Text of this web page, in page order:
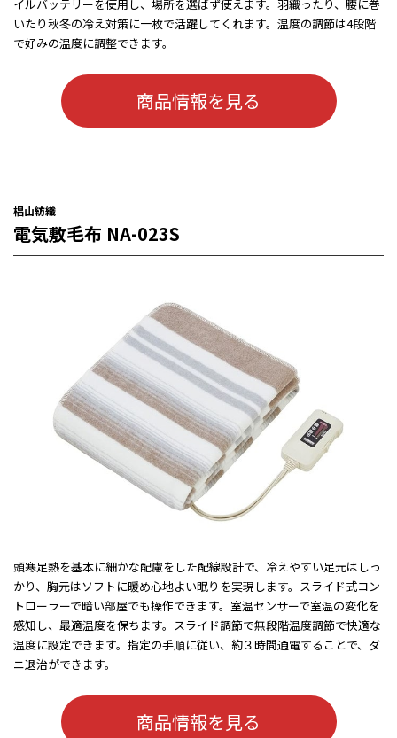
イルバッテリーを使用し、場所を選ばず使えます。羽織ったり、腰に巻
いたり秋冬の冷え対策に一枚で活躍してくれます。温度の調節は4段階
で好みの温度に調整できます。
商品情報を見る
椙山紡織
電気敷毛布 NA-023S
頭寒足熱を基本に細かな配慮をした配線設計で、冷えやすい足元はしっ
かり、胸元はソフトに暖め心地よい眠りを実現します。スライド式コン
トローラーで暗い部屋でも操作できます。室温センサーで室温の変化を
感知し、最適温度を保ちます。スライド調節で無段階温度調節で快適な
温度に設定できます。指定の手順に従い、約３時間通電することで、ダ
ニ退治ができます。
商品情報を見る